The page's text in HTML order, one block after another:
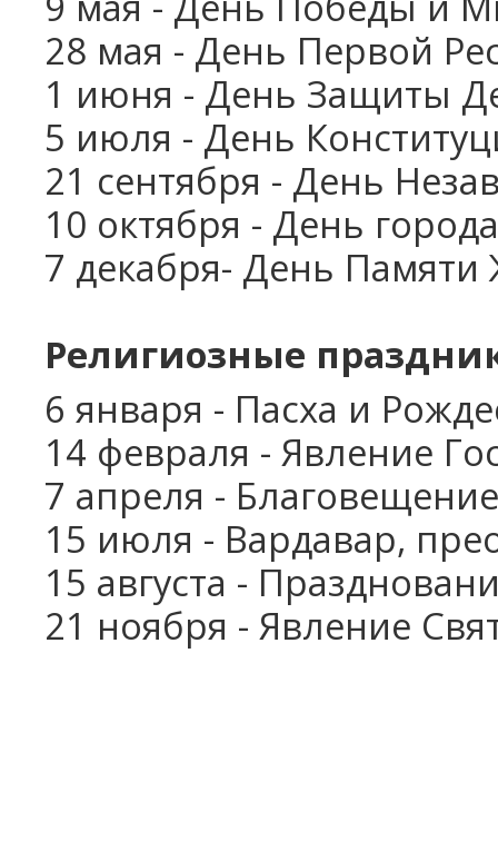
7 дней
28 мая - День Первой
1 июня - День Защиты
5 июля - День
21 сентября - День
10 октября - День
7 декабря- День Памяти
Религиозные
6 января - Пасха и
14 февраля - Явление
7 апреля - Благовещение
15 июля - Вардавар,
15 августа -
21 ноября - Явление